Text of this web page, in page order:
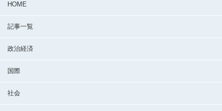
HOME
記事一覧
政治経済
国際
社会